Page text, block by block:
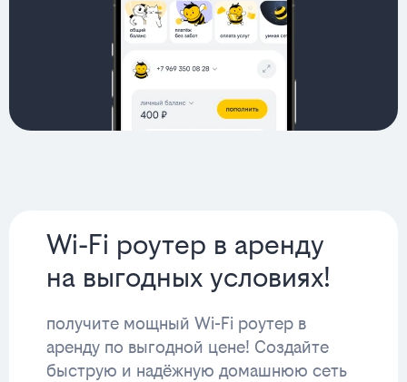
Wi-Fi роутер в аренду
на выгодных условиях!
получите мощный Wi-Fi роутер в
аренду по выгодной цене! Создайте
быструю и надёжную домашнюю сеть